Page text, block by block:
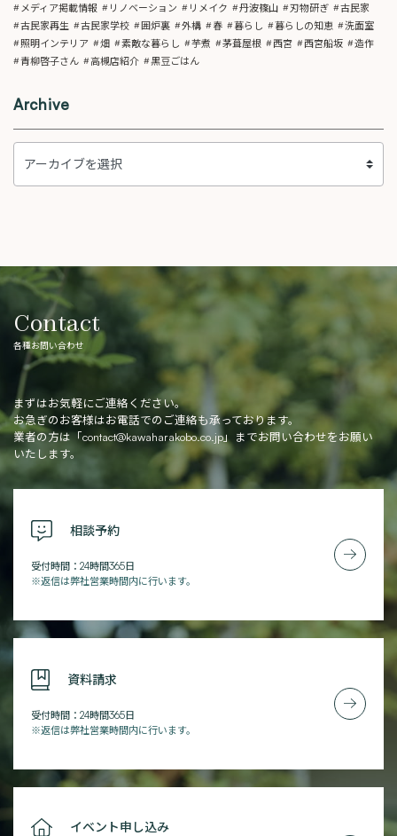
メディア掲載情報
リノベーション リメイク 丹波篠山 刃物研ぎ
古民家
古民家再生
古民家学校 囲炉裏 外構 春 暮らし 暮らしの知恵
洗面室
照明インテリア
畑 素敵な暮らし 芋煮 茅葺屋根 西宮 西宮船坂
造作
青柳啓子さん
高槻店紹介 黒豆ごはん
Archive
Contact
各種お問い合わせ
まずはお気軽にご連絡ください。
お急ぎのお客様はお電話でのご連絡も承っております。
業者の方は「contact@kawaharakobo.co.jp」までお問い合わせをお願い
いたします。
相談予約
受付時間：24時間365日
※返信は弊社営業時間内に行います。
資料請求
受付時間：24時間365日
※返信は弊社営業時間内に行います。
イベント申し込み